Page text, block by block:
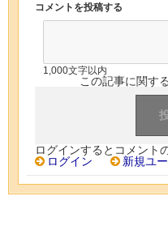
コメントを投稿する
1,000文字以内
この記事に関す
ログインするとコメント
ログイン
新規ユ